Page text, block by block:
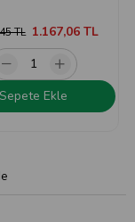
1.167,06 TL
TL
Sepete Ekle